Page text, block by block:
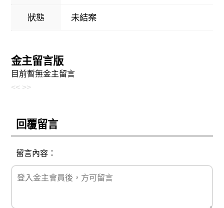
狀態 未結案
金主留言版
目前暫無金主留言
<< >>
回覆留言
留言內容：